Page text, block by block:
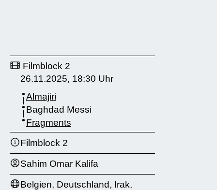
Filmblock 2
26.11.2025, 18:30 Uhr
Almajiri
Baghdad Messi
Fragments
Filmblock 2
Sahim Omar Kalifa
Belgien, Deutschland, Irak,